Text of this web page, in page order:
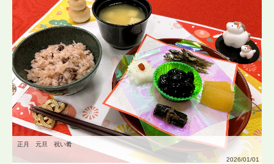
正月 元旦 祝い肴
2026/01/01